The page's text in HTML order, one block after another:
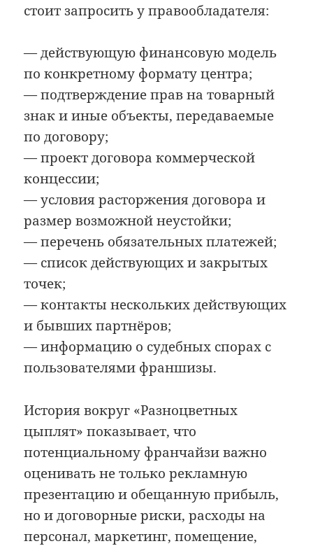
стоит запросить у правообладателя:
— действующую финансовую модель
по конкретному формату центра;
— подтверждение прав на товарный
знак и иные объекты, передаваемые
по договору;
— проект договора коммерческой
концессии;
— условия расторжения договора и
размер возможной неустойки;
— перечень обязательных платежей;
— список действующих и закрытых
точек;
— контакты нескольких действующих
и бывших партнёров;
— информацию о судебных спорах с
пользователями франшизы.
История вокруг «Разноцветных
цыплят» показывает, что
потенциальному франчайзи важно
оценивать не только рекламную
презентацию и обещанную прибыль,
но и договорные риски, расходы на
персонал, маркетинг, помещение,